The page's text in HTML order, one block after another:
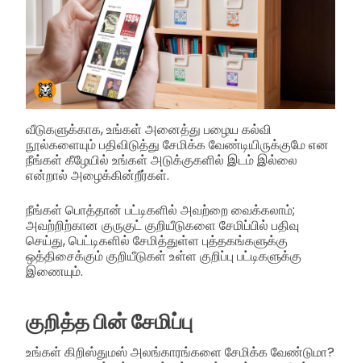
வீடுகளுக்காக, உங்கள் அனைத்து பழைய கல்வி
நூல்களையும் பதிவிடுத்து சேமிக்க வேண்டியிருக்குமே என
நீங்கள் கீழேயில் உங்கள் அடுக்குகளில் இடம் இல்லை
என்றால் அழைக்கின்றீர்கள்.
நீங்கள் பொத்தான் பட்டிகளில் அவற்றை வைக்கலாம்;
அவற்றிற்கான குருகுட் குறியீடுகளை சேமிப்பில் பதிவு
செய்து, பெட்டிகளில் சேமித்துள்ள புத்தகங்களுக்கு
ஒத்திசைக்கும் குறியீடுகள் உள்ள குறிப்பு பட்டிகளுக்கு
இணையும்.
குறித்த பின் சேமிப்பு
உங்கள் கிறிஸ்துமஸ் அலங்காரங்களை சேமிக்க வேண்டுமா?